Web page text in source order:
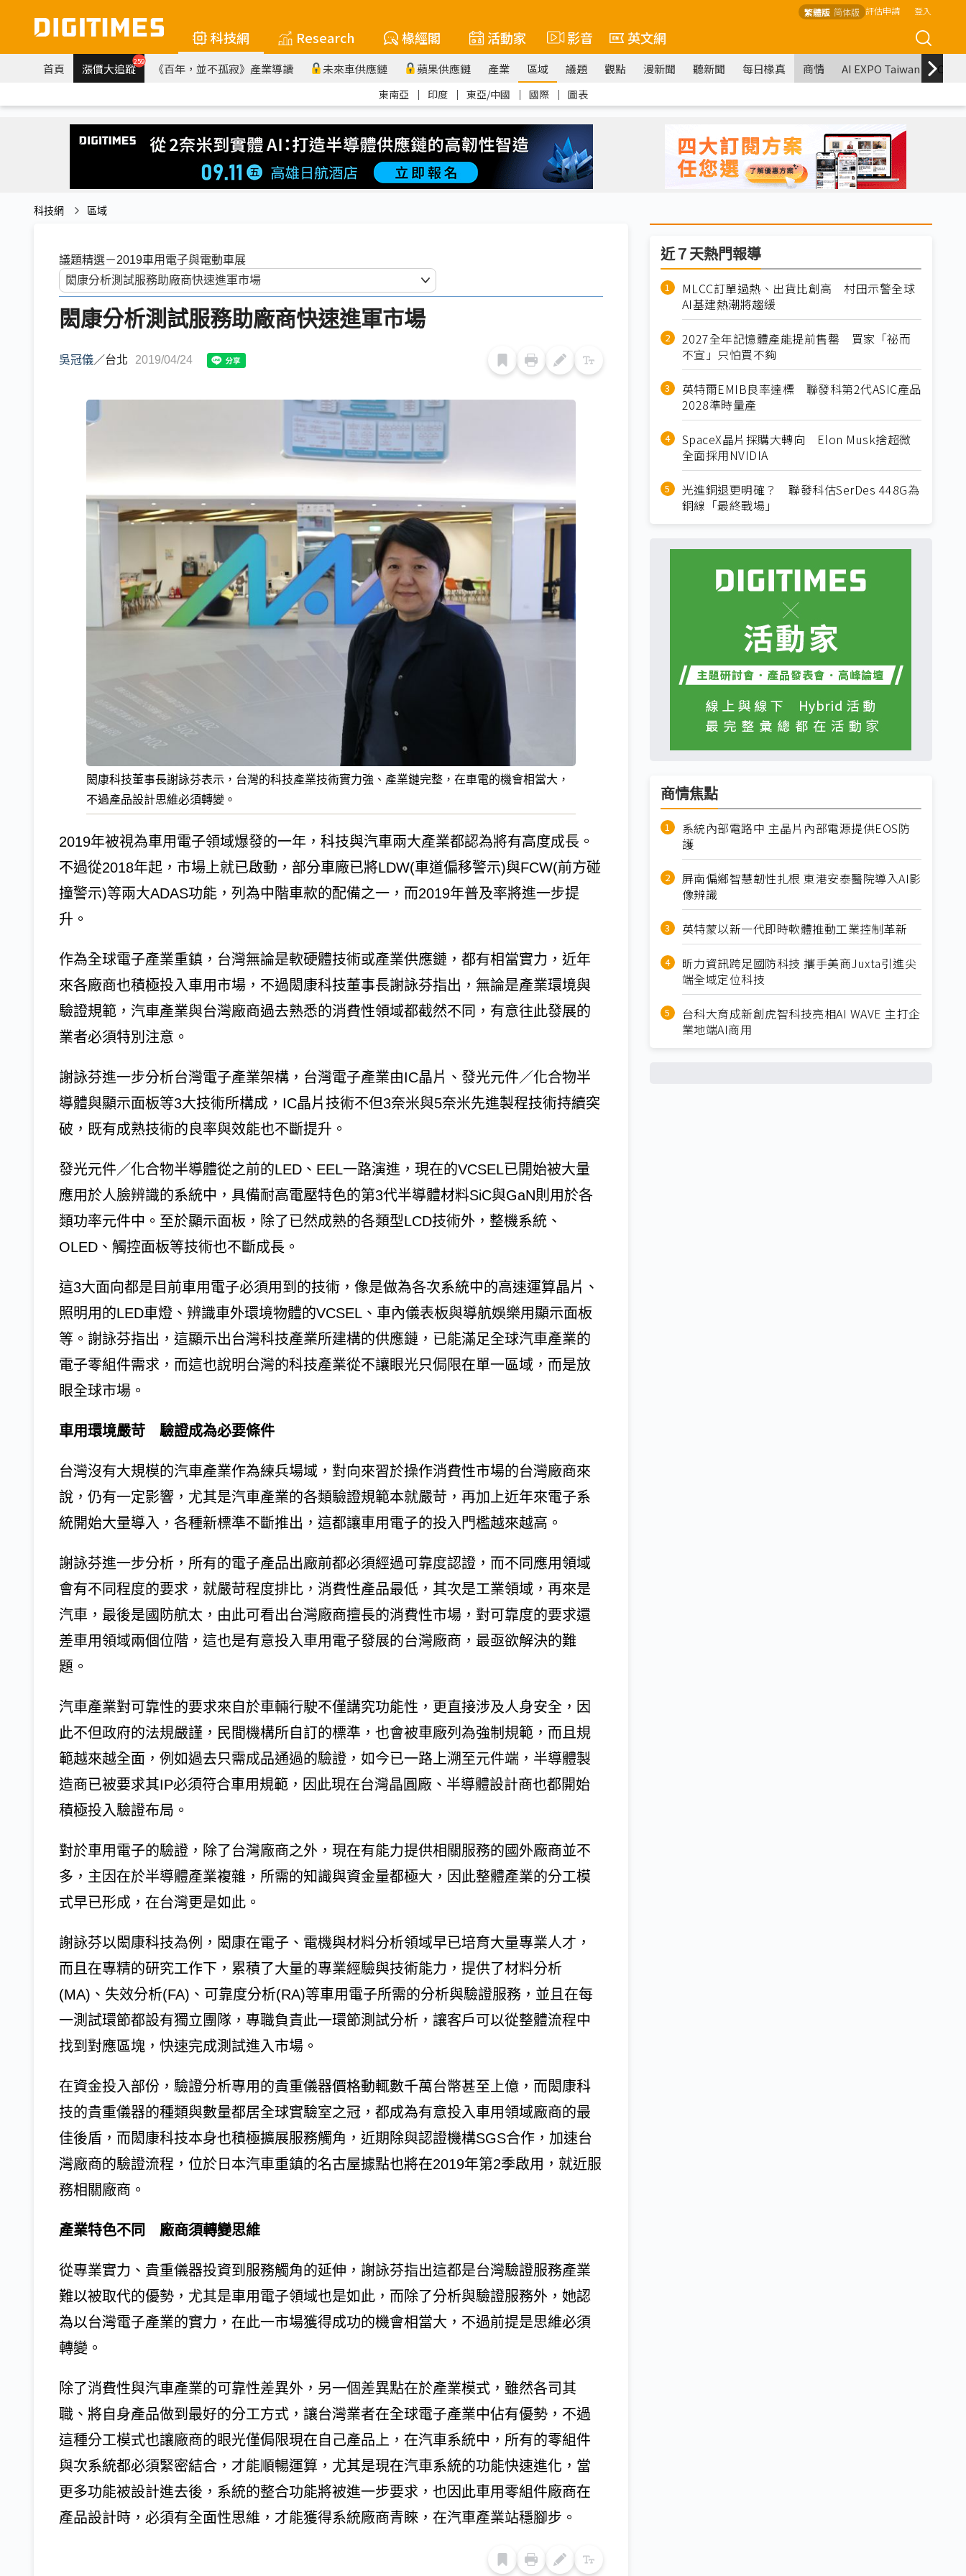
繁體版 简体版 評估申請 登入
科技網 Research 椽經閣 活動家 影音 英文網
首頁 漲價大追蹤259 《百年，並不孤寂》產業導讀 未來車供應鏈 蘋果供應鏈 產業 區域 議題 觀點 漫新聞 聽新聞 每日椽真 商情 AI EXPO Taiwan
東南亞 ｜ 印度 ｜ 東亞/中國 ｜ 國際 ｜ 圖表
科技網 區域
議題精選－2019車用電子與電動車展
閎康分析測試服務助廠商快速進軍市場
吳冠儀／台北 2019/04/24
閎康科技董事長謝詠芬表示，台灣的科技產業技術實力強、產業鏈完整，在車電的機會相當大，
不過產品設計思維必須轉變。
2019年被視為車用電子領域爆發的一年，科技與汽車兩大產業都認為將有高度成長。
不過從2018年起，市場上就已啟動，部分車廠已將LDW(車道偏移警示)與FCW(前方碰
撞警示)等兩大ADAS功能，列為中階車款的配備之一，而2019年普及率將進一步提
升。
作為全球電子產業重鎮，台灣無論是軟硬體技術或產業供應鏈，都有相當實力，近年
來各廠商也積極投入車用市場，不過閎康科技董事長謝詠芬指出，無論是產業環境與
驗證規範，汽車產業與台灣廠商過去熟悉的消費性領域都截然不同，有意往此發展的
業者必須特別注意。
謝詠芬進一步分析台灣電子產業架構，台灣電子產業由IC晶片、發光元件／化合物半
導體與顯示面板等3大技術所構成，IC晶片技術不但3奈米與5奈米先進製程技術持續突
破，既有成熟技術的良率與效能也不斷提升。
發光元件／化合物半導體從之前的LED、EEL一路演進，現在的VCSEL已開始被大量
應用於人臉辨識的系統中，具備耐高電壓特色的第3代半導體材料SiC與GaN則用於各
類功率元件中。至於顯示面板，除了已然成熟的各類型LCD技術外，整機系統、
OLED、觸控面板等技術也不斷成長。
這3大面向都是目前車用電子必須用到的技術，像是做為各次系統中的高速運算晶片、
照明用的LED車燈、辨識車外環境物體的VCSEL、車內儀表板與導航娛樂用顯示面板
等。謝詠芬指出，這顯示出台灣科技產業所建構的供應鏈，已能滿足全球汽車產業的
電子零組件需求，而這也說明台灣的科技產業從不讓眼光只侷限在單一區域，而是放
眼全球市場。
車用環境嚴苛 驗證成為必要條件
台灣沒有大規模的汽車產業作為練兵場域，對向來習於操作消費性市場的台灣廠商來
說，仍有一定影響，尤其是汽車產業的各類驗證規範本就嚴苛，再加上近年來電子系
統開始大量導入，各種新標準不斷推出，這都讓車用電子的投入門檻越來越高。
謝詠芬進一步分析，所有的電子產品出廠前都必須經過可靠度認證，而不同應用領域
會有不同程度的要求，就嚴苛程度排比，消費性產品最低，其次是工業領域，再來是
汽車，最後是國防航太，由此可看出台灣廠商擅長的消費性市場，對可靠度的要求還
差車用領域兩個位階，這也是有意投入車用電子發展的台灣廠商，最亟欲解決的難
題。
汽車產業對可靠性的要求來自於車輛行駛不僅講究功能性，更直接涉及人身安全，因
此不但政府的法規嚴謹，民間機構所自訂的標準，也會被車廠列為強制規範，而且規
範越來越全面，例如過去只需成品通過的驗證，如今已一路上溯至元件端，半導體製
造商已被要求其IP必須符合車用規範，因此現在台灣晶圓廠、半導體設計商也都開始
積極投入驗證布局。
對於車用電子的驗證，除了台灣廠商之外，現在有能力提供相關服務的國外廠商並不
多，主因在於半導體產業複雜，所需的知識與資金量都極大，因此整體產業的分工模
式早已形成，在台灣更是如此。
謝詠芬以閎康科技為例，閎康在電子、電機與材料分析領域早已培育大量專業人才，
而且在專精的研究工作下，累積了大量的專業經驗與技術能力，提供了材料分析
(MA)、失效分析(FA)、可靠度分析(RA)等車用電子所需的分析與驗證服務，並且在每
一測試環節都設有獨立團隊，專職負責此一環節測試分析，讓客戶可以從整體流程中
找到對應區塊，快速完成測試進入市場。
在資金投入部份，驗證分析專用的貴重儀器價格動輒數千萬台幣甚至上億，而閎康科
技的貴重儀器的種類與數量都居全球實驗室之冠，都成為有意投入車用領域廠商的最
佳後盾，而閎康科技本身也積極擴展服務觸角，近期除與認證機構SGS合作，加速台
灣廠商的驗證流程，位於日本汽車重鎮的名古屋據點也將在2019年第2季啟用，就近服
務相關廠商。
產業特色不同 廠商須轉變思維
從專業實力、貴重儀器投資到服務觸角的延伸，謝詠芬指出這都是台灣驗證服務產業
難以被取代的優勢，尤其是車用電子領域也是如此，而除了分析與驗證服務外，她認
為以台灣電子產業的實力，在此一市場獲得成功的機會相當大，不過前提是思維必須
轉變。
除了消費性與汽車產業的可靠性差異外，另一個差異點在於產業模式，雖然各司其
職、將自身產品做到最好的分工方式，讓台灣業者在全球電子產業中佔有優勢，不過
這種分工模式也讓廠商的眼光僅侷限現在自己產品上，在汽車系統中，所有的零組件
與次系統都必須緊密結合，才能順暢運算，尤其是現在汽車系統的功能快速進化，當
更多功能被設計進去後，系統的整合功能將被進一步要求，也因此車用零組件廠商在
產品設計時，必須有全面性思維，才能獲得系統廠商青睞，在汽車產業站穩腳步。
近７天熱門報導
MLCC訂單過熱、出貨比創高 村田示警全球
AI基建熱潮將趨緩
2027全年記憶體產能提前售罄 買家「祕而
不宣」只怕買不夠
英特爾EMIB良率達標 聯發科第2代ASIC產品
2028準時量產
SpaceX晶片採購大轉向 Elon Musk捨超微
全面採用NVIDIA
光進銅退更明確？ 聯發科估SerDes 448G為
銅線「最終戰場」
商情焦點
系統內部電路中 主晶片內部電源提供EOS防
護
屏南偏鄉智慧韌性扎根 東港安泰醫院導入AI影
像辨識
英特蒙以新一代即時軟體推動工業控制革新
昕力資訊跨足國防科技 攜手美商Juxta引進尖
端全域定位科技
台科大育成新創虎智科技亮相AI WAVE 主打企
業地端AI商用